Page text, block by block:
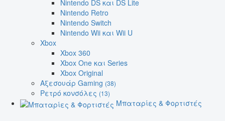
Nintendo DS και DS Lite
Nintendo Retro
Nintendo Switch
Nintendo Wii και Wii U
Xbox
Xbox 360
Xbox One και Series
Xbox Original
Αξεσουάρ Gaming (38)
Ρετρό κονσόλες (13)
Μπαταρίες & Φορτιστές